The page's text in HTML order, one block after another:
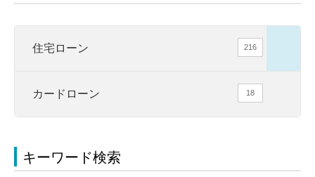
住宅ローン 216
カードローン 18
キーワード検索